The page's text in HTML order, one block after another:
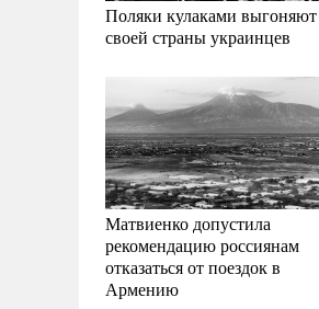
Поляки кулаками выгоняют
своей страны украинцев
Матвиенко допустила
рекомендацию россиянам
отказаться от поездок в
Армению